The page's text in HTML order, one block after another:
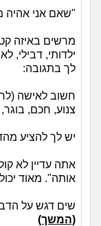
"שאם אני אהיה
מרשים באיזה
ילדותי, דבילי,
לך בתגובה:
חשוב לאישה
צנוע, חכם, בוגר,
יש לך להציע
אתה עדיין לא
אותה". מאוד
שים דגש על
(המשך)